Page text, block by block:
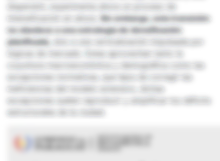
dispersión, experimenta ahora un proceso de
intensificación en altura.
Sin embargo, esta transición
no obedece a una estrategia de densificación
planificada,
sino a una verticalización impulsada por
lógicas de mercado. Estas aprovechan tanto la
coyuntura macroeconómica y demográfica como las
excepciones normativas, que lejos de corregir las
ineficiencias del modelo extensivo, dichas
excepciones suelen reproducir y amplificar los déficits
estructurales de la ciudad.